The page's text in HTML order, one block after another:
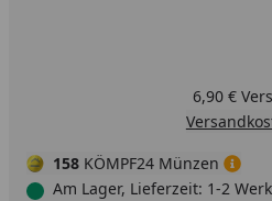
6,90 €
158 KÖMPF24 Münzen
Am Lager, Lieferzeit: 1-2